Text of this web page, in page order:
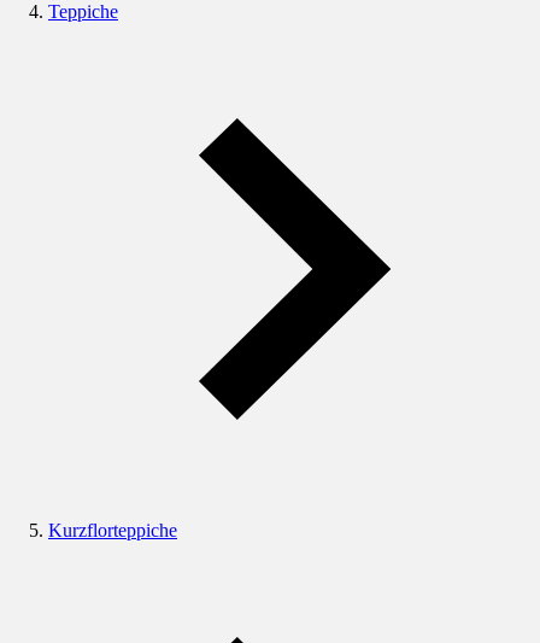
Teppiche
Kurzflorteppiche